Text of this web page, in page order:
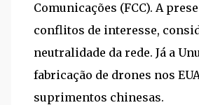
Comunicações (FCC). A
conflitos de interesse,
neutralidade da rede. Já a
fabricação de drones nos
suprimentos chinesas.